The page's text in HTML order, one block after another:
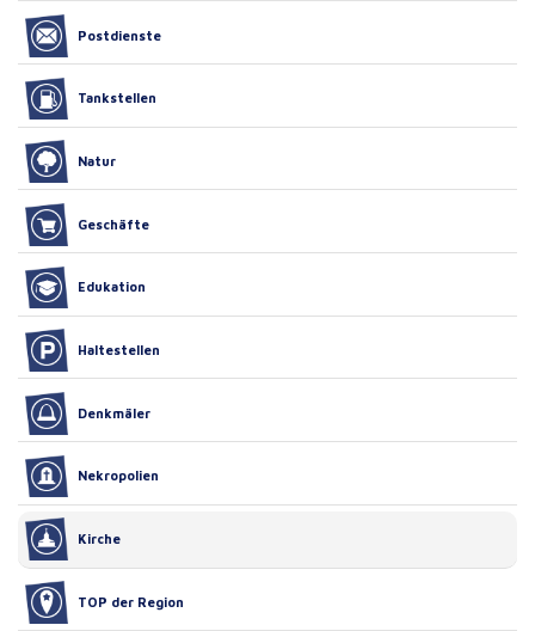
Postdienste
Tankstellen
Natur
Geschäfte
Edukation
Haltestellen
Denkmäler
Nekropolien
Kirche
TOP der Region